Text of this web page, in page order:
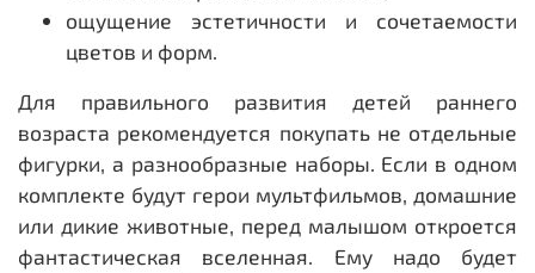
ощущение эстетичности и сочетаемости
цветов и форм.
Для правильного развития детей раннего
возраста рекомендуется покупать не отдельные
фигурки, а разнообразные наборы. Если в одном
комплекте будут герои мультфильмов, домашние
или дикие животные, перед малышом откроется
фантастическая вселенная. Ему надо будет